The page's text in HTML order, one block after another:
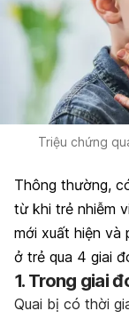
Triệu chứng
Thông thường,
từ khi trẻ nhiễm
mới xuất hiện và
ở trẻ qua 4 giai
1. Trong giai
Quai bị có thời